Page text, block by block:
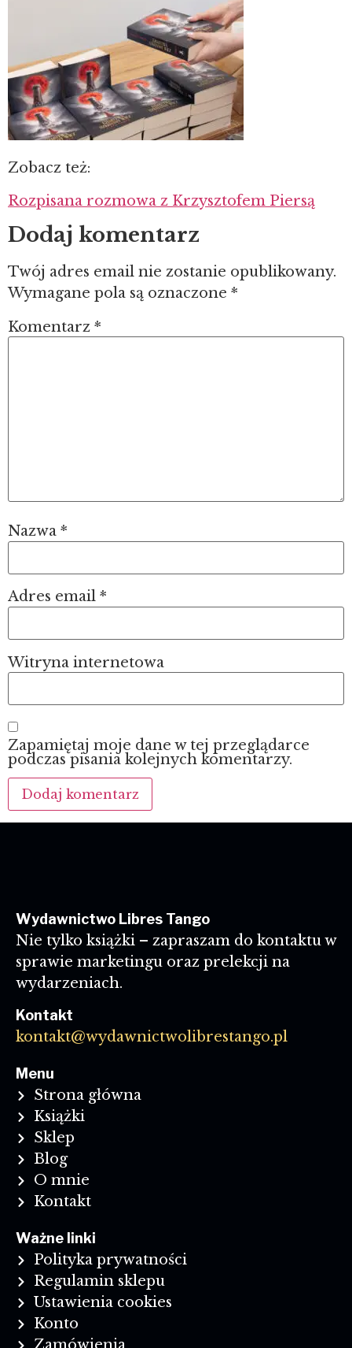
Zobacz też:
Rozpisana rozmowa z Krzysztofem Piersą
Dodaj komentarz
Twój adres email nie zostanie opublikowany.
Wymagane pola są oznaczone *
Komentarz *
Nazwa *
Adres email *
Witryna internetowa
Zapamiętaj moje dane w tej przeglądarce
podczas pisania kolejnych komentarzy.
Wydawnictwo Libres Tango
Nie tylko książki – zapraszam do kontaktu w
sprawie marketingu oraz prelekcji na
wydarzeniach.
Kontakt
kontakt@wydawnictwolibrestango.pl
Menu
Strona główna
Książki
Sklep
Blog
O mnie
Kontakt
Ważne linki
Polityka prywatności
Regulamin sklepu
Ustawienia cookies
Konto